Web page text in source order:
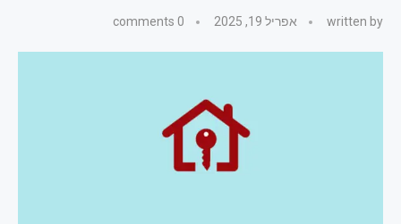
written by אפריל 19, 2025 0 comments